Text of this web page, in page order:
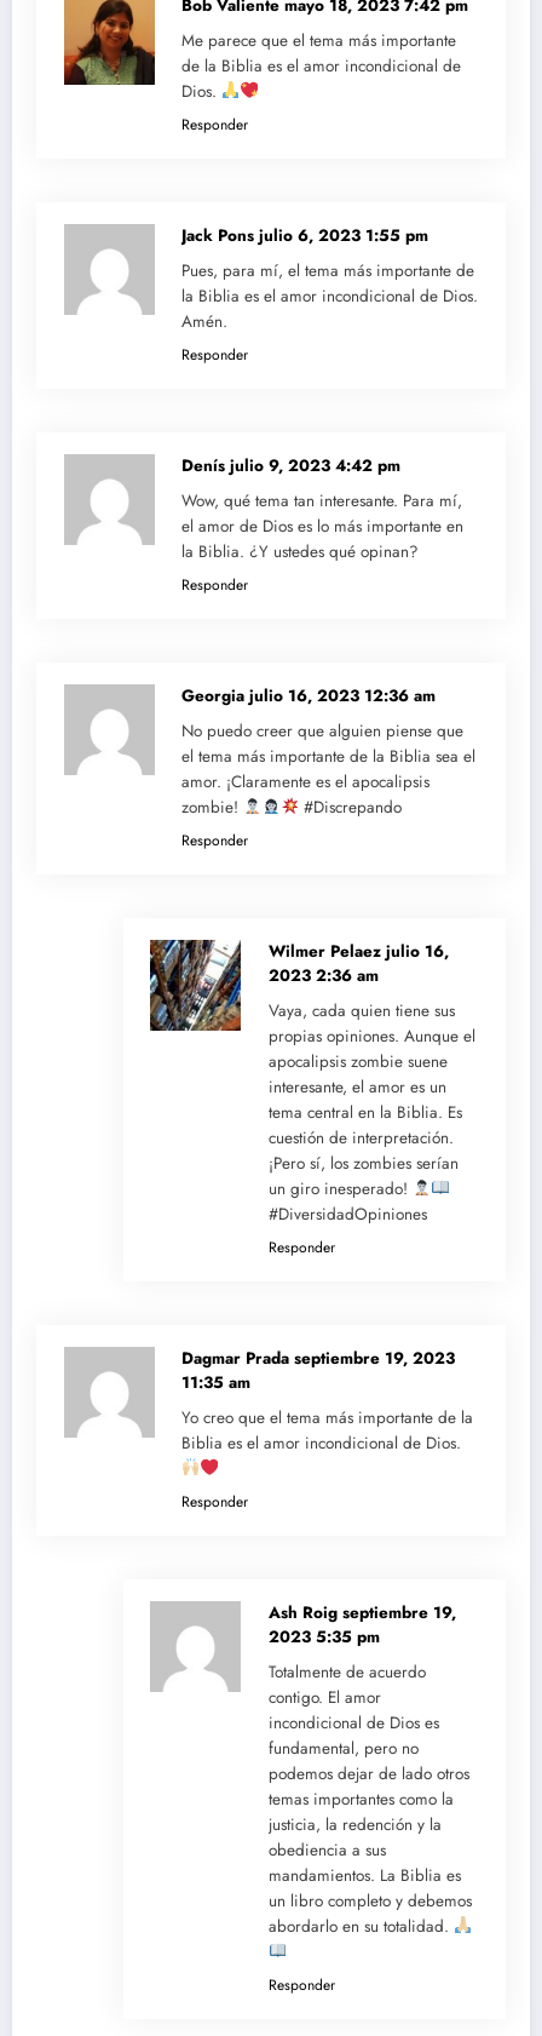
Bob Valiente mayo 18, 2023 7:42 pm
Me parece que el tema más importante
de la Biblia es el amor incondicional de
Dios.
Responder
Jack Pons julio 6, 2023 1:55 pm
Pues, para mí, el tema más importante de
la Biblia es el amor incondicional de Dios.
Amén.
Responder
Denís julio 9, 2023 4:42 pm
Wow, qué tema tan interesante. Para mí,
el amor de Dios es lo más importante en
la Biblia. ¿Y ustedes qué opinan?
Responder
Georgia julio 16, 2023 12:36 am
No puedo creer que alguien piense que
el tema más importante de la Biblia sea el
amor. ¡Claramente es el apocalipsis
zombie!
#Discrepando
Responder
Wilmer Pelaez julio 16,
2023 2:36 am
Vaya, cada quien tiene sus
propias opiniones. Aunque el
apocalipsis zombie suene
interesante, el amor es un
tema central en la Biblia. Es
cuestión de interpretación.
¡Pero sí, los zombies serían
un giro inesperado!
#DiversidadOpiniones
Responder
Dagmar Prada septiembre 19, 2023
11:35 am
Yo creo que el tema más importante de la
Biblia es el amor incondicional de Dios.
Responder
Ash Roig septiembre 19,
2023 5:35 pm
Totalmente de acuerdo
contigo. El amor
incondicional de Dios es
fundamental, pero no
podemos dejar de lado otros
temas importantes como la
justicia, la redención y la
obediencia a sus
mandamientos. La Biblia es
un libro completo y debemos
abordarlo en su totalidad.
Responder